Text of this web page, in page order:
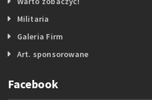
Militaria
Galeria Firm
Art. sponsorowane
Facebook